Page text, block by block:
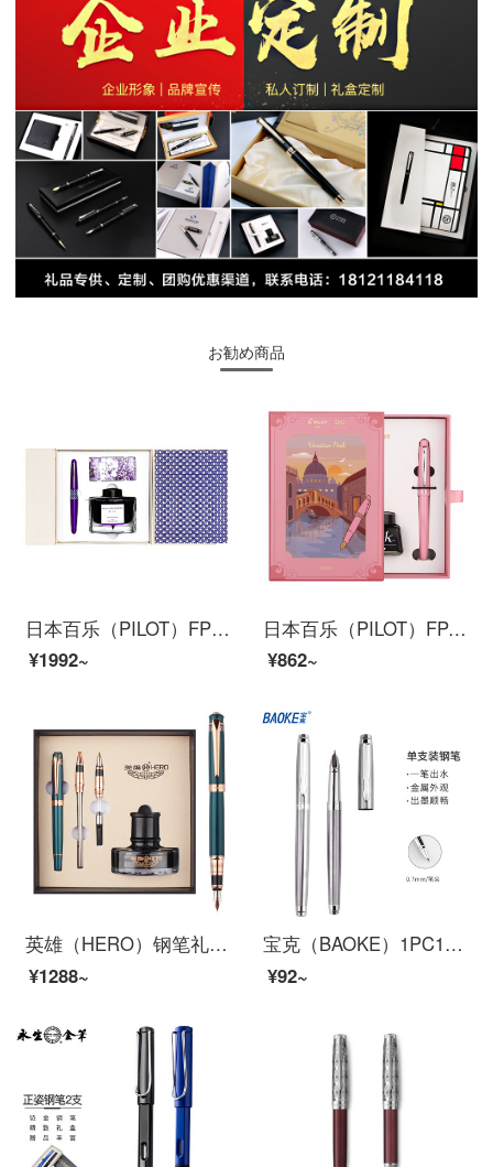
お勧め商品
日本百乐（PILOT）FPMR3钢笔签字笔礼盒墨水套装 88G钢笔学生书法练字办公 紫色圆圈M尖
¥1992~
日本百乐（PILOT）FP-78G钢笔礼盒装 F尖商务签字笔学生练字送礼钢笔墨水意式风情套装 嫩粉
¥862~
英雄（HERO）钢笔礼盒849墨绿色 三件套（铱金笔+宝珠+美工）办公礼品墨水礼盒套装
¥1288~
宝克（BAOKE）1PC116 0.7mm绅宝签名笔 钢笔 墨水笔 学生练字笔
¥92~